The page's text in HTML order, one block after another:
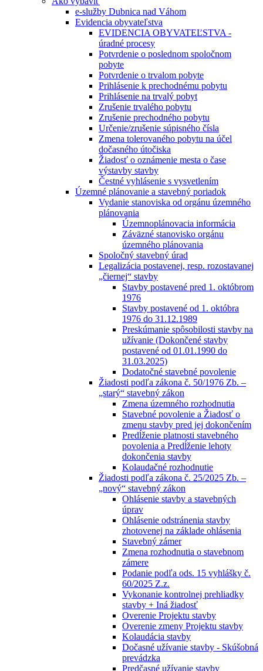
e-služby Dubnica nad Váhom
Evidencia obyvateľstva
EVIDENCIA OBYVATEĽSTVA -
úradné procesy
Potvrdenie o poslednom spoločnom
pobyte
Potvrdenie o trvalom pobyte
Prihlásenie k prechodnému pobytu
Prihlásenie na trvalý pobyt
Zrušenie trvalého pobytu
Zrušenie prechodného pobytu
Určenie/zrušenie súpisného čísla
Zmena tolerovaného pobytu na účel
dočasného útočiska
Žiadosť o oznámenie mesta o čase
výstavby stavby
Čestné vyhlásenie s vysvetlením
Územné plánovanie a stavebný poriadok
Vydanie stanoviska od orgánu územného
plánovania
Územnoplánovacia informácia
Záväzné stanovisko orgánu
územného plánovania
Spoločný stavebný úrad
Legalizácia postavenej, resp. rozostavanej
„čiernej“ stavby
Stavby postavené pred 1. októbrom
1976
Stavby postavené od 1. októbra
1976 do 31.12.1989
Preskúmanie spôsobilosti stavby na
užívanie (Dokončené stavby
postavené od 01.01.1990 do
31.03.2025)
Dodatočné stavebné povolenie
Žiadosti podľa zákona č. 50/1976 Zb. –
„starý“ stavebný zákon
Zmena územného rozhodnutia
Stavebné povolenie a Žiadosť o
zmenu stavby pred jej dokončením
Predĺženie platnosti stavebného
povolenia a Predĺženie lehoty
dokončenia stavby
Kolaudačné rozhodnutie
Žiadosti podľa zákona č. 25/2025 Zb. –
„nový“ stavebný zákon
Ohlásenie stavby a stavebných
úprav
Ohlásenie odstránenia stavby
zhotovenej na základe ohlásenia
Stavebný zámer
Zmena rozhodnutia o stavebnom
zámere
Podanie podľa ods. 15 vyhlášky č.
60/2025 Z.z.
Vykonanie kontrolnej prehliadky
stavby + Iná žiadosť
Overenie Projektu stavby
Overenie zmeny Projektu stavby
Kolaudácia stavby
Dočasné užívanie stavby - Skúšobná
prevádzka
Predčasné užívanie stavby